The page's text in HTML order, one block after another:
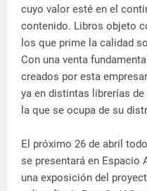
cuyo valor esté en el
contenido. Libros objeto
los que prime la calidad
Con una venta
creados por esta
ya en distintas librerías de
la que se ocupa de su
El próximo 26 de abril
se presentará en Espacio
una exposición del